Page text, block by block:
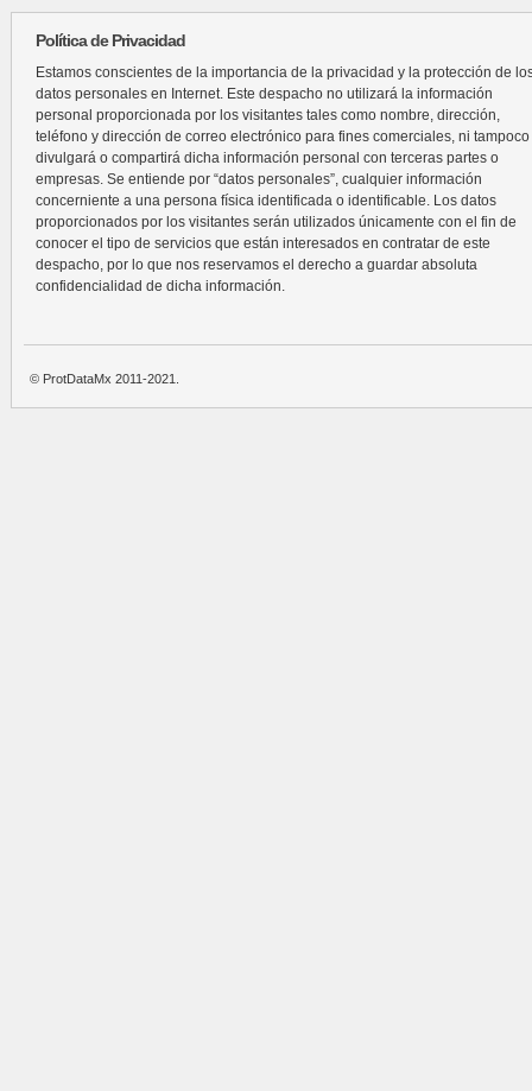
Política de Privacidad
Estamos conscientes de la importancia de la privacidad y la protección de
datos personales en Internet. Este despacho no utilizará la información
personal proporcionada por los visitantes tales como nombre, dirección,
teléfono y dirección de correo electrónico para fines comerciales, ni tampoco
divulgará o compartirá dicha información personal con terceras partes o
empresas. Se entiende por “datos personales”, cualquier información
concerniente a una persona física identificada o identificable. Los datos
proporcionados por los visitantes serán utilizados únicamente con el fin de
conocer el tipo de servicios que están interesados en contratar de este
despacho, por lo que nos reservamos el derecho a guardar absoluta
confidencialidad de dicha información.
© ProtDataMx 2011-2021.